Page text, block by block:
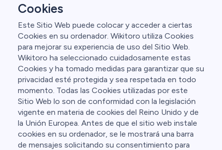
Cookies
Este Sitio Web puede colocar y acceder a ciertas
Cookies en su ordenador. Wikitoro utiliza Cookies
para mejorar su experiencia de uso del Sitio Web.
Wikitoro ha seleccionado cuidadosamente estas
Cookies y ha tomado medidas para garantizar que su
privacidad esté protegida y sea respetada en todo
momento. Todas las Cookies utilizadas por este
Sitio Web lo son de conformidad con la legislación
vigente en materia de cookies del Reino Unido y de
la Unión Europea. Antes de que el sitio web instale
cookies en su ordenador, se le mostrará una barra
de mensajes solicitando su consentimiento para